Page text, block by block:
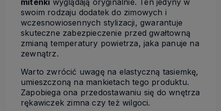
mitenki wyglądają oryginalnie. Ten jedyny w
swoim rodzaju dodatek do zimowych i
wczesnowiosennych stylizacji, gwarantuje
skuteczne zabezpieczenie przed gwałtowną
zmianą temperatury powietrza, jaka panuje na
zewnątrz.
Warto zwrócić uwagę na elastyczną tasiemkę,
umieszczoną na mankietach tego produktu.
Zapobiega ona przedostawaniu się do wnętrza
rękawiczek zimna czy też wilgoci.